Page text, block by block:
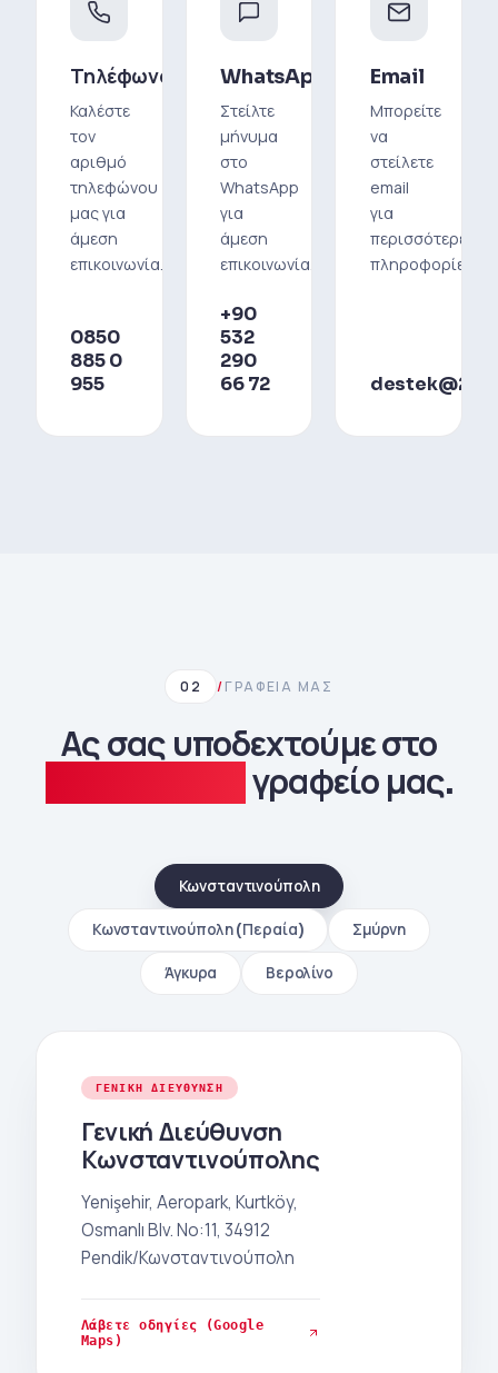
Τηλέφωνο
Καλέστε
τον
αριθμό
τηλεφώνου
μας για
άμεση
επικοινωνία.
0850
885 0
955
WhatsApp
Στείλτε
μήνυμα
στο
WhatsApp
για
άμεση
επικοινωνία.
+90
532
290
66 72
Email
Μπορείτε
να
στείλετε
email
για
περισσότερες
πληροφορίες.
02 /ΓΡΑΦΕΊΑ ΜΑΣ
Ας σας υποδεχτούμε στο
γραφείο μας.
Κωνσταντινούπολη
Κωνσταντινούπολη (Περαία) Σμύρνη
Άγκυρα Βερολίνο
ΓΕΝΙΚΉ ΔΙΕΎΘΥΝΣΗ
Γενική Διεύθυνση
Κωνσταντινούπολης
Yenişehir, Aeropark, Kurtköy,
Osmanlı Blv. Νο:11, 34912
Pendik/Κωνσταντινούπολη
Λάβετε οδηγίες (Google
Maps)